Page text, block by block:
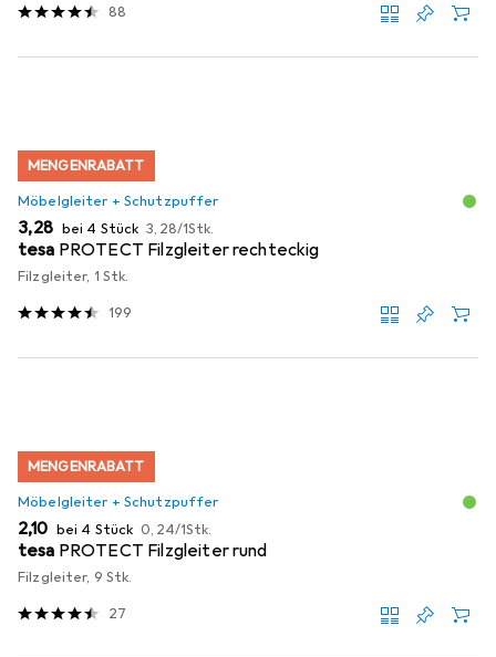
88
MENGENRABATT
Möbelgleiter + Schutzpuffer
EUR
3,28 bei 4 Stück EUR
3,28/1Stk.
tesa PROTECT Filzgleiter rechteckig
Filzgleiter, 1 Stk.
199
MENGENRABATT
Möbelgleiter + Schutzpuffer
EUR
2,10 bei 4 Stück EUR
0,24/1Stk.
tesa PROTECT Filzgleiter rund
Filzgleiter, 9 Stk.
27